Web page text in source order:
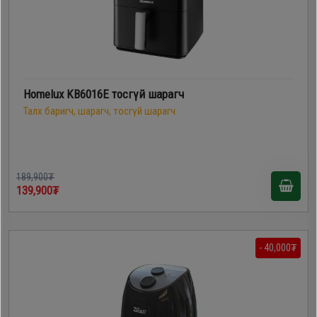
Homelux KB6016E тосгүй шарагч
Талх баригч, шарагч, тосгүй шарагч
189,900₮
139,900₮
- 40,000₮